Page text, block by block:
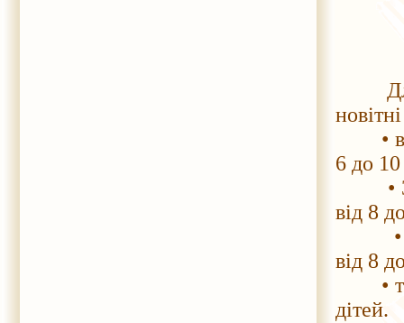
Для
•
6 до 10
•
від 8
•
від 8
•
дітей.